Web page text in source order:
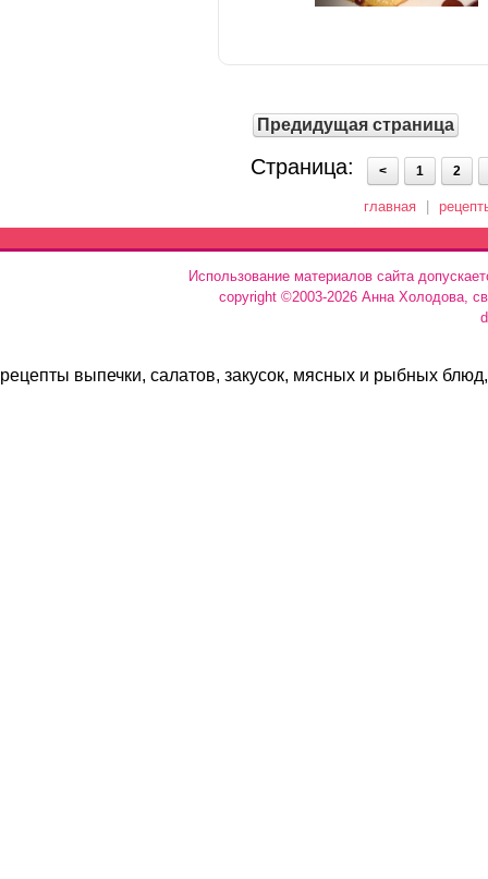
Предидущая страница
Страница: < 1 2
главная
Использование материалов сайта
copyright ©2003-2026 Анна Холодова,
рецепты выпечки, салатов, закусок, мясных и рыбных